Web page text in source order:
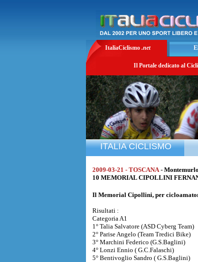
ItaliaCiclismo .net
Il Portale dedicato al
ITALIA CICLISMO
2009-03-21 - TOSCANA -
10 MEMORIAL CIPOLLINI
Il Memorial Cipollini, per
Risultati :
Categoria A1
1° Talia Salvatore (ASD Cyberg Team)
2° Parise Angelo (Team Tredici Bike)
3° Marchini Federico (G.S.Baglini)
4° Lonzi Ennio ( G.C.Falaschi)
5° Bentivoglio Sandro ( G.S.Baglini)